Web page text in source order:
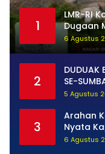
1
LMR-RI
Dugaan
Dugaan
6 Agustus
2
DUDUAK
SE-
5 Agustus
3
Arahan
Nyata
6 Agustus